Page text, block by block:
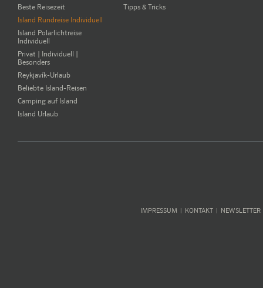
Beste Reisezeit
Island Rundreise Individuell
Island Polarlichtreise
Individuell
Privat | Individuell |
Besonders
Reykjavík-Urlaub
Beliebte Island-Reisen
Camping auf Island
Island Urlaub
Tipps & Tricks
IMPRESSUM KONTAKT NEWSLETTER